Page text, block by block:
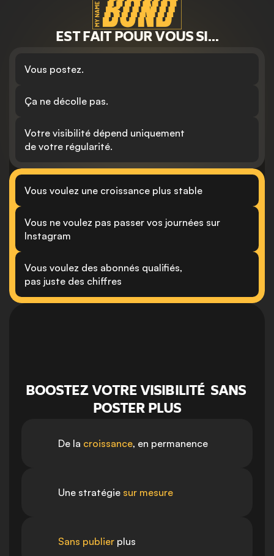
EST FAIT POUR VOUS SI…
Vous postez.
Ça ne décolle pas.
Votre visibilité dépend uniquement
de votre régularité.
Vous voulez une croissance plus stable
Vous ne voulez pas passer vos journées sur
Instagram
Vous voulez des abonnés qualifiés,
pas juste des chiffres
BOOSTEZ VOTRE VISIBILITÉ  SANS
POSTER PLUS
De la croissance, en permanence
Une stratégie sur mesure
Sans publier plus